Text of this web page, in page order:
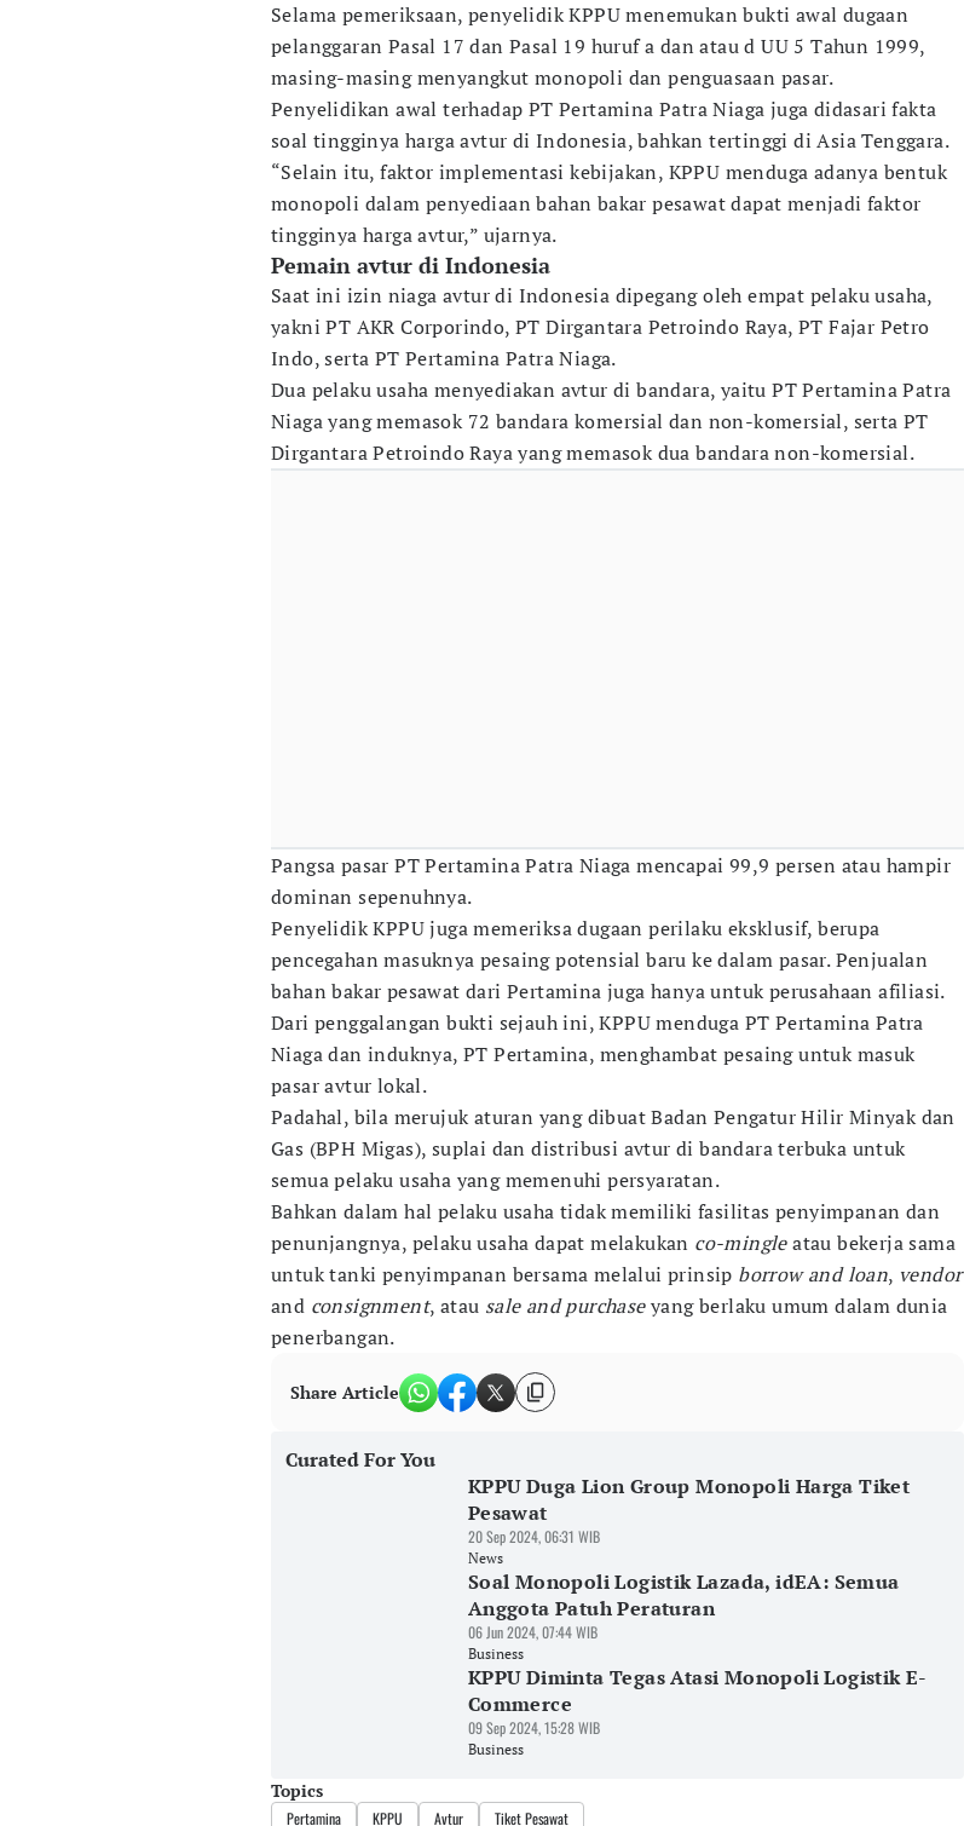
Selama pemeriksaan, penyelidik KPPU menemukan bukti awal dugaan
pelanggaran Pasal 17 dan Pasal 19 huruf a dan atau d UU 5 Tahun 1999,
masing-masing menyangkut monopoli dan penguasaan pasar.
Penyelidikan awal terhadap PT Pertamina Patra Niaga juga didasari fakta
soal tingginya harga avtur di Indonesia, bahkan tertinggi di Asia Tenggara.
“Selain itu, faktor implementasi kebijakan, KPPU menduga adanya bentuk
monopoli dalam penyediaan bahan bakar pesawat dapat menjadi faktor
tingginya harga avtur,” ujarnya.
Pemain avtur di Indonesia
Saat ini izin niaga avtur di Indonesia dipegang oleh empat pelaku usaha,
yakni PT AKR Corporindo, PT Dirgantara Petroindo Raya, PT Fajar Petro
Indo, serta PT Pertamina Patra Niaga.
Dua pelaku usaha menyediakan avtur di bandara, yaitu PT Pertamina Patra
Niaga yang memasok 72 bandara komersial dan non-komersial, serta PT
Dirgantara Petroindo Raya yang memasok dua bandara non-komersial.
Pangsa pasar PT Pertamina Patra Niaga mencapai 99,9 persen atau hampir
dominan sepenuhnya.
Penyelidik KPPU juga memeriksa dugaan perilaku eksklusif, berupa
pencegahan masuknya pesaing potensial baru ke dalam pasar. Penjualan
bahan bakar pesawat dari Pertamina juga hanya untuk perusahaan afiliasi.
Dari penggalangan bukti sejauh ini, KPPU menduga PT Pertamina Patra
Niaga dan induknya, PT Pertamina, menghambat pesaing untuk masuk
pasar avtur lokal.
Padahal, bila merujuk aturan yang dibuat Badan Pengatur Hilir Minyak dan
Gas (BPH Migas), suplai dan distribusi avtur di bandara terbuka untuk
semua pelaku usaha yang memenuhi persyaratan.
Bahkan dalam hal pelaku usaha tidak memiliki fasilitas penyimpanan dan
penunjangnya, pelaku usaha dapat melakukan co-mingleatau bekerja sama
untuk tanki penyimpanan bersama melalui prinsip borrow and loan, vendor
and consignment, atau sale and purchaseyang berlaku umum dalam dunia
penerbangan.
Share Article
Curated For You
KPPU Duga Lion Group Monopoli Harga Tiket
Pesawat
20 Sep 2024, 06:31 WIB
News
Soal Monopoli Logistik Lazada, idEA: Semua
Anggota Patuh Peraturan
06 Jun 2024, 07:44 WIB
Business
KPPU Diminta Tegas Atasi Monopoli Logistik E-
Commerce
09 Sep 2024, 15:28 WIB
Business
Topics
Pertamina KPPU Avtur Tiket Pesawat